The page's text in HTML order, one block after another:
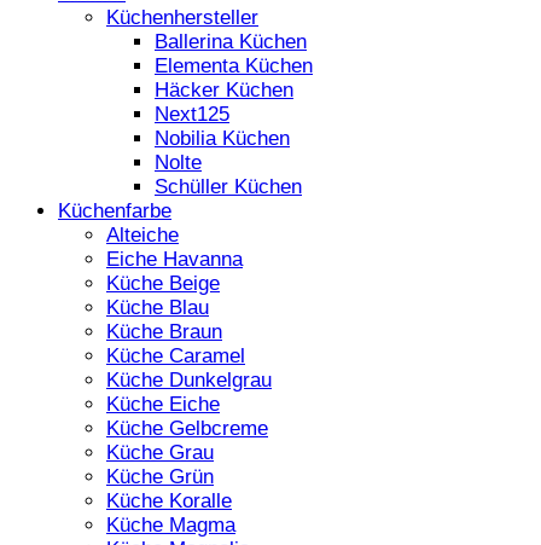
Küchenhersteller
Ballerina Küchen
Elementa Küchen
Häcker Küchen
Next125
Nobilia Küchen
Nolte
Schüller Küchen
Küchenfarbe
Alteiche
Eiche Havanna
Küche Beige
Küche Blau
Küche Braun
Küche Caramel
Küche Dunkelgrau
Küche Eiche
Küche Gelbcreme
Küche Grau
Küche Grün
Küche Koralle
Küche Magma